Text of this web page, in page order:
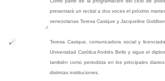
presentará un recital a dos voces el próximo
venezolanas Teresa Casique y Jacqueline
Teresa Casique, comunicadora social y
Universidad Católica Andrés Bello y sigue el
también como periodista en los principales
distintas instituciones.